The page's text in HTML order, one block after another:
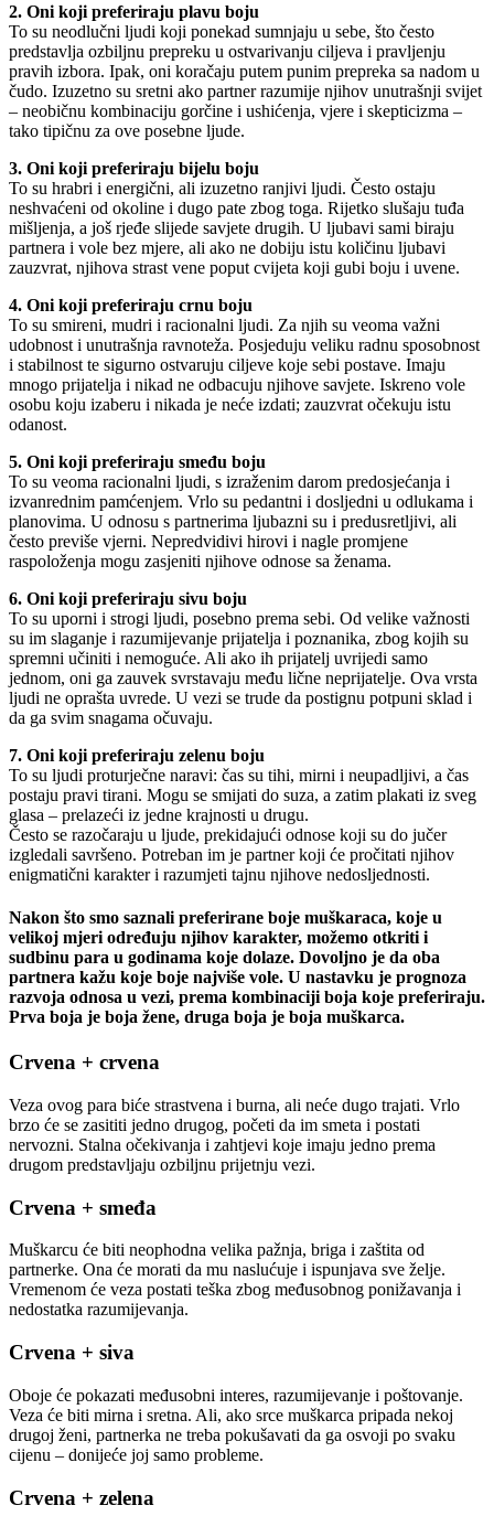
2. Oni koji preferiraju plavu boju
To su neodlučni ljudi koji ponekad sumnjaju u sebe, što često
predstavlja ozbiljnu prepreku u ostvarivanju ciljeva i pravljenju
pravih izbora. Ipak, oni koračaju putem punim prepreka sa nadom u
čudo. Izuzetno su sretni ako partner razumije njihov unutrašnji svijet
– neobičnu kombinaciju gorčine i ushićenja, vjere i skepticizma –
tako tipičnu za ove posebne ljude.
3. Oni koji preferiraju bijelu boju
To su hrabri i energični, ali izuzetno ranjivi ljudi. Često ostaju
neshvaćeni od okoline i dugo pate zbog toga. Rijetko slušaju tuđa
mišljenja, a još rjeđe slijede savjete drugih. U ljubavi sami biraju
partnera i vole bez mjere, ali ako ne dobiju istu količinu ljubavi
zauzvrat, njihova strast vene poput cvijeta koji gubi boju i uvene.
4. Oni koji preferiraju crnu boju
To su smireni, mudri i racionalni ljudi. Za njih su veoma važni
udobnost i unutrašnja ravnoteža. Posjeduju veliku radnu sposobnost
i stabilnost te sigurno ostvaruju ciljeve koje sebi postave. Imaju
mnogo prijatelja i nikad ne odbacuju njihove savjete. Iskreno vole
osobu koju izaberu i nikada je neće izdati; zauzvrat očekuju istu
odanost.
5. Oni koji preferiraju smeđu boju
To su veoma racionalni ljudi, s izraženim darom predosjećanja i
izvanrednim pamćenjem. Vrlo su pedantni i dosljedni u odlukama i
planovima. U odnosu s partnerima ljubazni su i predusretljivi, ali
često previše vjerni. Nepredvidivi hirovi i nagle promjene
raspoloženja mogu zasjeniti njihove odnose sa ženama.
6. Oni koji preferiraju sivu boju
To su uporni i strogi ljudi, posebno prema sebi. Od velike važnosti
su im slaganje i razumijevanje prijatelja i poznanika, zbog kojih su
spremni učiniti i nemoguće. Ali ako ih prijatelj uvrijedi samo
jednom, oni ga zauvek svrstavaju među lične neprijatelje. Ova vrsta
ljudi ne oprašta uvrede. U vezi se trudе da postignu potpuni sklad i
da ga svim snagama očuvaju.
7. Oni koji preferiraju zelenu boju
To su ljudi proturječne naravi: čas su tihi, mirni i neupadljivi, a čas
postaju pravi tirani. Mogu se smijati do suza, a zatim plakati iz sveg
glasa – prelazeći iz jedne krajnosti u drugu.
Često se razočaraju u ljude, prekidajući odnose koji su do jučer
izgledali savršeno. Potreban im je partner koji će pročitati njihov
enigmatični karakter i razumjeti tajnu njihove nedosljednosti.
Nakon što smo saznali preferirane boje muškaraca, koje u
velikoj mjeri određuju njihov karakter, možemo otkriti i
sudbinu para u godinama koje dolaze. Dovoljno je da oba
partnera kažu koje boje najviše vole. U nastavku je prognoza
razvoja odnosa u vezi, prema kombinaciji boja koje preferiraju.
Prva boja je boja žene, druga boja je boja muškarca.
Crvena + crvena
Veza ovog para biće strastvena i burna, ali neće dugo trajati. Vrlo
brzo će se zasititi jedno drugog, početi da im smeta i postati
nervozni. Stalna očekivanja i zahtjevi koje imaju jedno prema
drugom predstavljaju ozbiljnu prijetnju vezi.
Crvena + smeđa
Muškarcu će biti neophodna velika pažnja, briga i zaštita od
partnerke. Ona će morati da mu naslućuje i ispunjava sve želje.
Vremenom će veza postati teška zbog međusobnog ponižavanja i
nedostatka razumijevanja.
Crvena + siva
Oboje će pokazati međusobni interes, razumijevanje i poštovanje.
Veza će biti mirna i sretna. Ali, ako srce muškarca pripada nekoj
drugoj ženi, partnerka ne treba pokušavati da ga osvoji po svaku
cijenu – donijeće joj samo probleme.
Crvena + zelena